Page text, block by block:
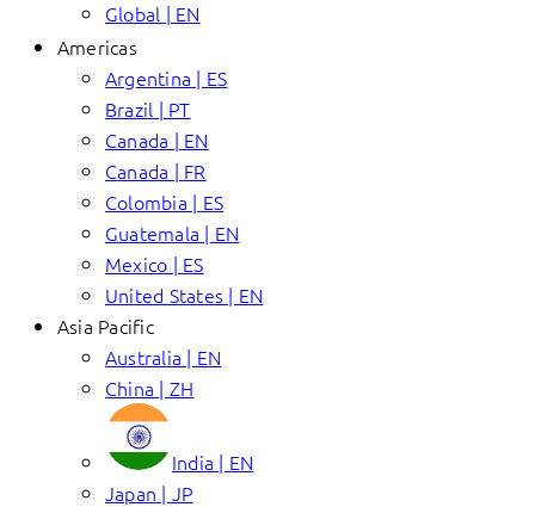
Global | EN
Americas
Argentina | ES
Brazil | PT
Canada | EN
Canada | FR
Colombia | ES
Guatemala | EN
Mexico | ES
United States | EN
Asia Pacific
Australia | EN
China | ZH
India | EN
Japan | JP